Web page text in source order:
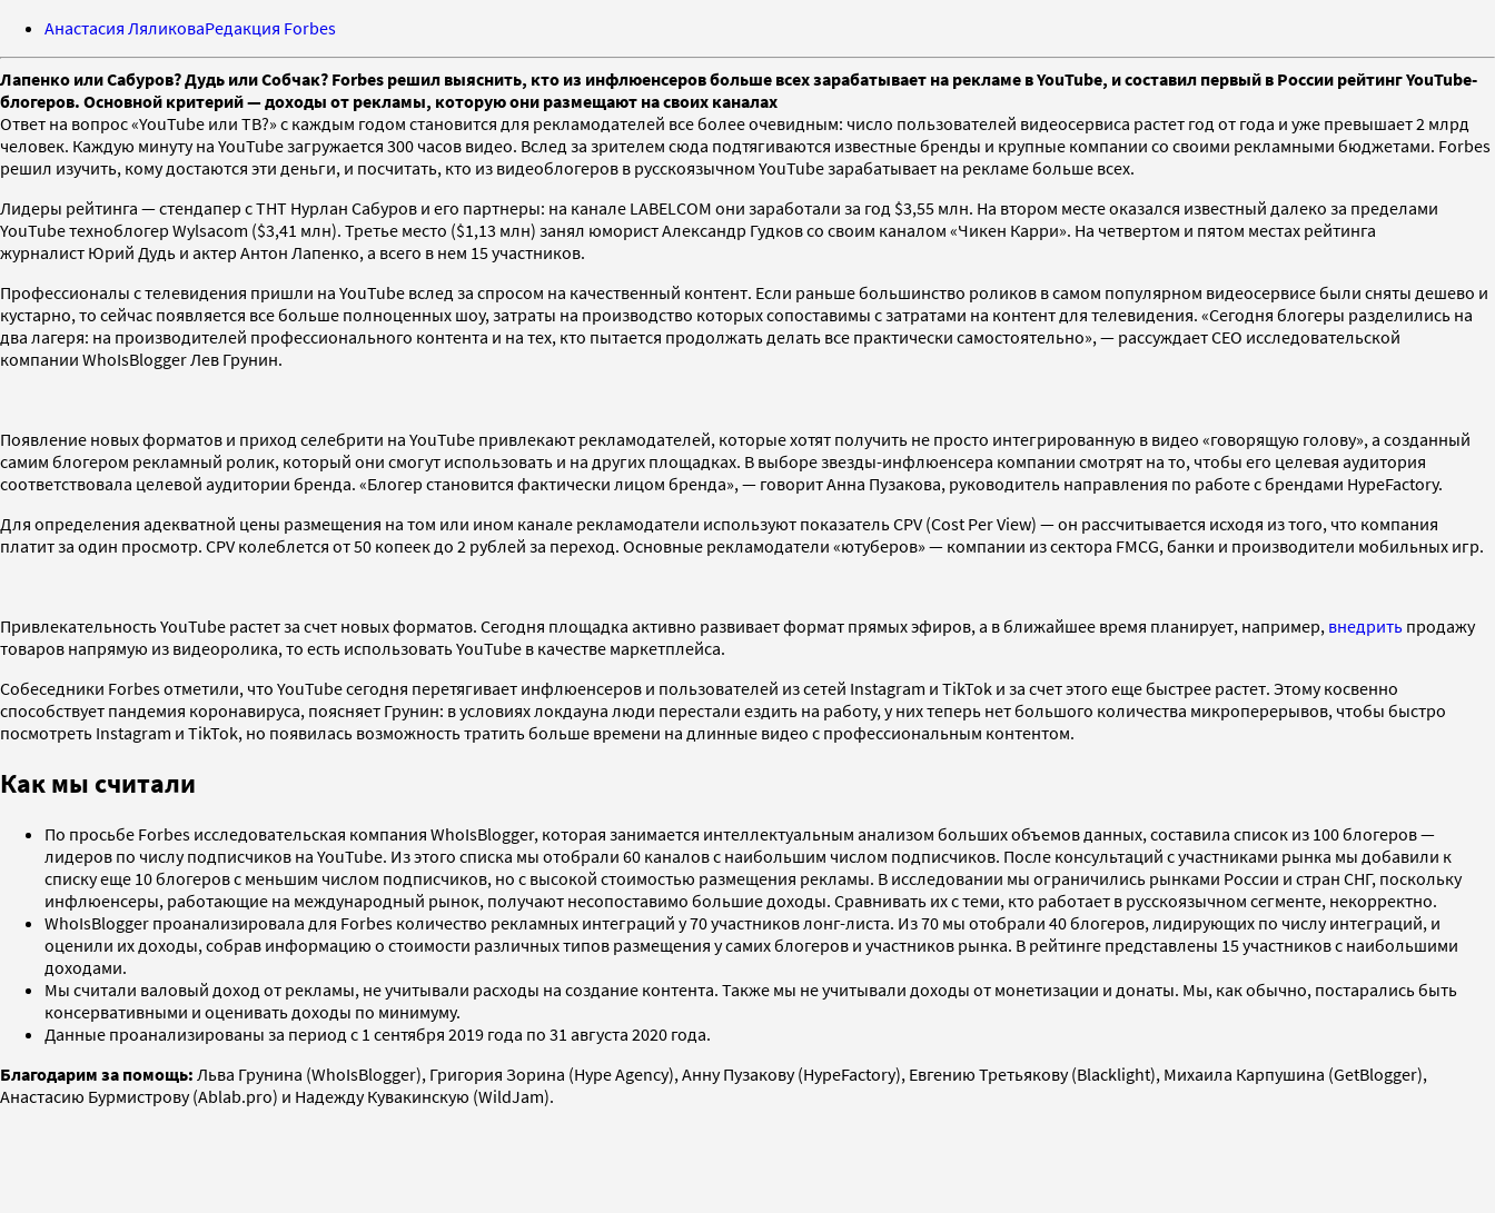
Анастасия ЛяликоваРедакция Forbes
Лапенко или Сабуров? Дудь или Собчак? Forbes решил выяснить, кто из инфлюенсеров больше всех зарабатывает на рекламе в YouTube, и составил первый в России рейтинг YouTube-
блогеров. Основной критерий — доходы от рекламы, которую они размещают на своих каналах
Ответ на вопрос «YouTube или ТВ?» с каждым годом становится для рекламодателей все более очевидным: число пользователей видеосервиса растет год от года и уже превышает 2 млрд
человек. Каждую минуту на YouTube загружается 300 часов видео. Вслед за зрителем сюда подтягиваются известные бренды и крупные компании со своими рекламными бюджетами. Forbes
решил изучить, кому достаются эти деньги, и посчитать, кто из видеоблогеров в русскоязычном YouTube зарабатывает на рекламе больше всех.
Лидеры рейтинга — стендапер с ТНТ Нурлан Сабуров и его партнеры: на канале LABELCOM они заработали за год $3,55 млн. На втором месте оказался известный далеко за пределами
YouTube техноблогер Wylsacom ($3,41 млн). Третье место ($1,13 млн) занял юморист Александр Гудков со своим каналом «Чикен Карри». На четвертом и пятом местах рейтинга
журналист Юрий Дудь и актер Антон Лапенко, а всего в нем 15 участников.
Профессионалы с телевидения пришли на YouTube вслед за спросом на качественный контент. Если раньше большинство роликов в самом популярном видеосервисе были сняты дешево и
кустарно, то сейчас появляется все больше полноценных шоу, затраты на производство которых сопоставимы с затратами на контент для телевидения. «Сегодня блогеры разделились на
два лагеря: на производителей профессионального контента и на тех, кто пытается продолжать делать все практически самостоятельно», — рассуждает CEO исследовательской
компании WhoIsBlogger Лев Грунин.
Появление новых форматов и приход селебрити на YouTube привлекают рекламодателей, которые хотят получить не просто интегрированную в видео «говорящую голову», а созданный
самим блогером рекламный ролик, который они смогут использовать и на других площадках. В выборе звезды-инфлюенсера компании смотрят на то, чтобы его целевая аудитория
соответствовала целевой аудитории бренда. «Блогер становится фактически лицом бренда», — говорит Анна Пузакова, руководитель направления по работе с брендами HypeFactory.
Для определения адекватной цены размещения на том или ином канале рекламодатели используют показатель CPV (Cost Per View) — он рассчитывается исходя из того, что компания
платит за один просмотр. CPV колеблется от 50 копеек до 2 рублей за переход. Основные рекламодатели «ютуберов» — компании из сектора FMCG, банки и производители мобильных игр.
Привлекательность YouTube растет за счет новых форматов. Сегодня площадка активно развивает формат прямых эфиров, а в ближайшее время планирует, например, внедрить продажу
товаров напрямую из видеоролика, то есть использовать YouTube в качестве маркетплейса.
Собеседники Forbes отметили, что YouTube сегодня перетягивает инфлюенсеров и пользователей из сетей Instagram и TikTok и за счет этого еще быстрее растет. Этому косвенно
способствует пандемия коронавируса, поясняет Грунин: в условиях локдауна люди перестали ездить на работу, у них теперь нет большого количества микроперерывов, чтобы быстро
посмотреть Instagram и TikTok, но появилась возможность тратить больше времени на длинные видео с профессиональным контентом.
Как мы считали
По просьбе Forbes исследовательская компания WhoIsBlogger, которая занимается интеллектуальным анализом больших объемов данных, составила список из 100 блогеров —
лидеров по числу подписчиков на YouTube. Из этого списка мы отобрали 60 каналов с наибольшим числом подписчиков. После консультаций с участниками рынка мы добавили к
списку еще 10 блогеров с меньшим числом подписчиков, но с высокой стоимостью размещения рекламы. В исследовании мы ограничились рынками России и стран СНГ, поскольку
инфлюенсеры, работающие на международный рынок, получают несопоставимо большие доходы. Сравнивать их с теми, кто работает в русскоязычном сегменте, некорректно.
WhoIsBlogger проанализировала для Forbes количество рекламных интеграций у 70 участников лонг-листа. Из 70 мы отобрали 40 блогеров, лидирующих по числу интеграций, и
оценили их доходы, собрав информацию о стоимости различных типов размещения у самих блогеров и участников рынка. В рейтинге представлены 15 участников с наибольшими
доходами.
Мы считали валовый доход от рекламы, не учитывали расходы на создание контента. Также мы не учитывали доходы от монетизации и донаты. Мы, как обычно, постарались быть
консервативными и оценивать доходы по минимуму.
Данные проанализированы за период с 1 сентября 2019 года по 31 августа 2020 года.
Благодарим за помощь: Льва Грунина (WhoIsBlogger), Григория Зорина (Hype Agency), Анну Пузакову (HypeFactory), Евгению Третьякову (Blacklight), Михаила Карпушина (GetBlogger),
Анастасию Бурмистрову (Ablab.pro) и Надежду Кувакинскую (WildJam).